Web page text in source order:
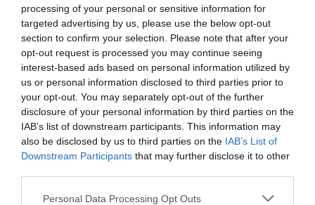
processing of your personal or sensitive information for
targeted advertising by us, please use the below opt-out
section to confirm your selection. Please note that after your
opt-out request is processed you may continue seeing
interest-based ads based on personal information utilized by
us or personal information disclosed to third parties prior to
your opt-out. You may separately opt-out of the further
disclosure of your personal information by third parties on the
IAB’s list of downstream participants. This information may
also be disclosed by us to third parties on the IAB’s List of
Downstream Participants that may further disclose it to other
Please note that this website/app uses one or more Google
Personal Data Processing Opt Outs